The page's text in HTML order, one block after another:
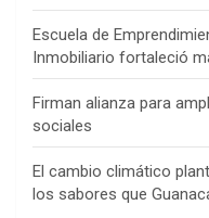
Escuela de
Inmobiliario fortaleció
Firman alianza para
sociales
El cambio climático
los sabores que